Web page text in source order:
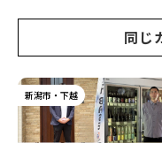
同じ
新潟市・下越